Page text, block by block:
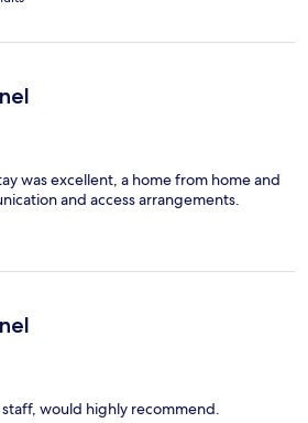
was excellent, a home from home and
and access arrangements.
would highly recommend.